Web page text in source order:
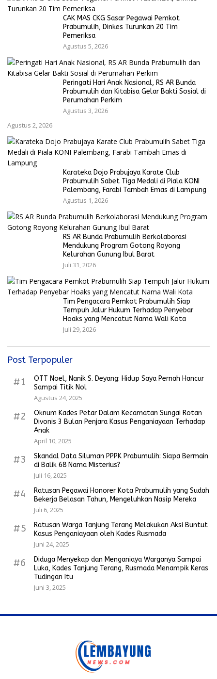
CAK MAS CKG Sasar Pegawai Pemkot
Prabumulih, Dinkes Turunkan 20 Tim
Pemeriksa
Agustus 5, 2026
Peringati Hari Anak Nasional, RS AR Bunda
Prabumulih dan Kitabisa Gelar Bakti Sosial di
Perumahan Perkim
Agustus 3, 2026
Agustus 2, 2026
Karateka Dojo Prabujaya Karate Club
Prabumulih Sabet Tiga Medali di Piala KONI
Palembang, Farabi Tambah Emas di Lampung
Agustus 1, 2026
RS AR Bunda Prabumulih Berkolaborasi
Mendukung Program Gotong Royong
Kelurahan Gunung Ibul Barat
Juli 31, 2026
Tim Pengacara Pemkot Prabumulih Siap
Tempuh Jalur Hukum Terhadap Penyebar
Hoaks yang Mencatut Nama Wali Kota
Juli 29, 2026
Post Terpopuler
#1
OTT Noel, Nanik S. Deyang: Hidup Saya Pernah Hancur
Sampai Titik Nol
Agustus 24, 2025
#2
Oknum Kades Petar Dalam Kecamatan Sungai Rotan
Divonis 3 Bulan Penjara Kasus Penganiayaan Terhadap
Anak
April 10, 2025
#3
Skandal Data Siluman PPPK Prabumulih: Siapa Bermain
di Balik 68 Nama Misterius?
Juli 16, 2025
#4
Ratusan Pegawai Honorer Kota Prabumulih yang Sudah
Bekerja Belasan Tahun, Mengeluhkan Nasip Mereka
Juli 6, 2025
#5
Ratusan Warga Tanjung Terang Melakukan Aksi Buntut
Kasus Penganiayaan oleh Kades Rusmada
Juni 24, 2025
#6
Diduga Menyekap dan Menganiaya Warganya Sampai
Luka, Kades Tanjung Terang, Rusmada Menampik Keras
Tudingan Itu
Juni 3, 2025